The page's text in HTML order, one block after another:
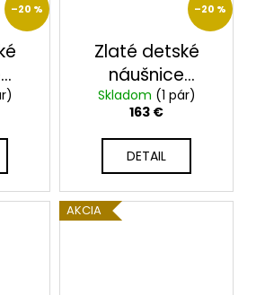
–20 % –20 %
Zlaté detské
náušnice
2318/B/M
Skladom (1 pár)
163 €
DETAIL
AKCIA